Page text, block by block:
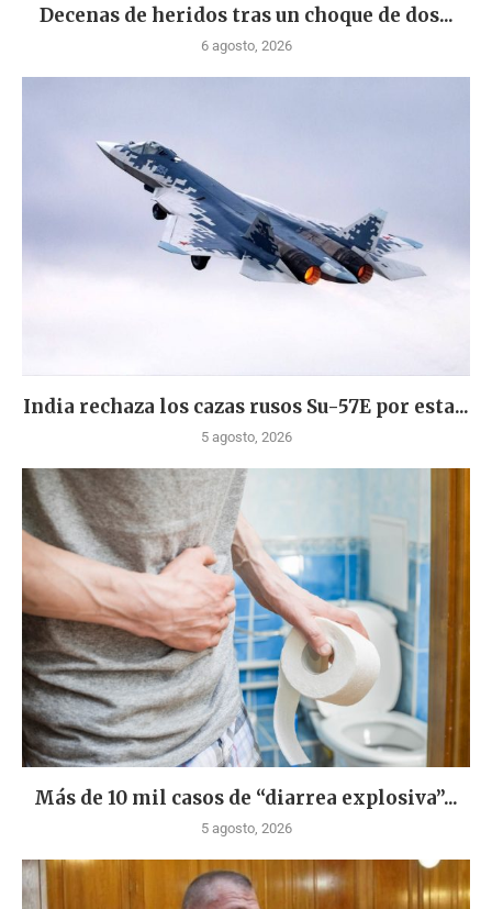
Decenas de heridos tras un choque de dos...
6 agosto, 2026
India rechaza los cazas rusos Su-57E por esta...
5 agosto, 2026
Más de 10 mil casos de “diarrea explosiva”...
5 agosto, 2026